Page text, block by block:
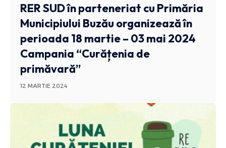
RER SUD în parteneriat cu Primăria
Municipiului Buzău organizează în
perioada 18 martie – 03 mai 2024
Campania “Curățenia de
primăvară”
12 MARTIE 2024